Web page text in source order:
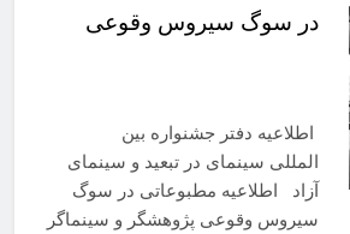
در سوگ سیروس وقوعی
‎‏ اطلاعیه دفتر جشنواره بین
المللی سینمای در تبعید و سینمای
آزاد اطلاعیه مطبوعاتی در سوگ
سیروس وقوعی پژوهشگر و سینماگر